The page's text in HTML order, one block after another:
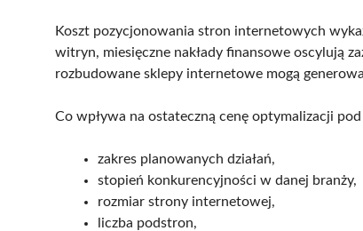
Koszt pozycjonowania stron internetowych
witryn, miesięczne nakłady finansowe oscylują
rozbudowane sklepy internetowe mogą
Co wpływa na ostateczną cenę optymalizacji
zakres planowanych działań,
stopień konkurencyjności w danej branży,
rozmiar strony internetowej,
liczba podstron,